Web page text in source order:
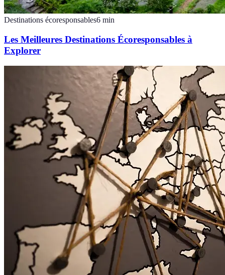
Destinations écoresponsables6 min
Les Meilleures Destinations Écoresponsables à
Explorer